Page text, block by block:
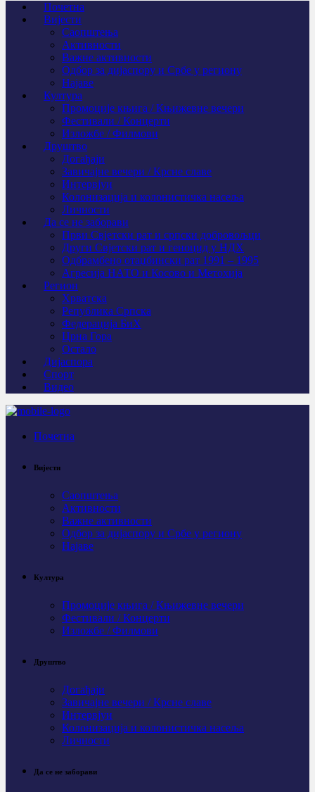
Почетна
Вијести
Саопштења
Активности
Важне активности
Одбор за дијаспору и Србе у региону
Најаве
Култура
Промоције књига / Књижевне вечери
Фестивали / Концерти
Изложбе / Филмови
Друштво
Догађаји
Завичајне вечери / Крсне славе
Интервјуи
Колонизација и колонистичка насеља
Личности
Да се не заборави
Први Свјeтски рат и српски добровољци
Други Свјетски рат и геноцид у НДХ
Одбрамбено отаџбински рат 1991 – 1995
Агресија НАТО и Косово и Метохија
Регион
Хрватска
Република Српска
Федерација БиХ
Црна Гора
Остало
Дијаспора
Спорт
Видео
Почетна
Вијести
Саопштења
Активности
Важне активности
Одбор за дијаспору и Србе у региону
Најаве
Култура
Промоције књига / Књижевне вечери
Фестивали / Концерти
Изложбе / Филмови
Друштво
Догађаји
Завичајне вечери / Крсне славе
Интервјуи
Колонизација и колонистичка насеља
Личности
Да се не заборави